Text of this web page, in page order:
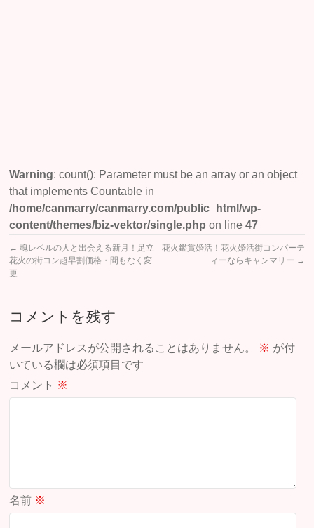
Warning: count(): Parameter must be an array or an object
that implements Countable in
/home/canmarry/canmarry.com/public_html/wp-
content/themes/biz-vektor/single.php on line47
← 魂レベルの人と出会える新月！足立
花火の街コン超早割価格・間もなく変
更
花火鑑賞婚活！花火婚活街コンパーテ
ィーならキャンマリー →
コメントを残す
メールアドレスが公開されることはありません。 ※ が付
いている欄は必須項目です
コメント ※
名前 ※